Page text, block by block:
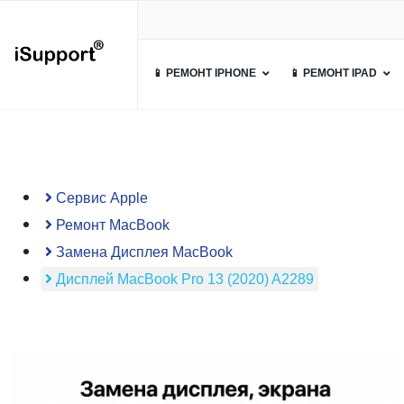
📱 РЕМОНТ IPHONE 📱 РЕМОНТ IPAD
Сервис Apple
Ремонт MacBook
Замена Дисплея MacBook
Дисплей MacBook Pro 13 (2020) A2289